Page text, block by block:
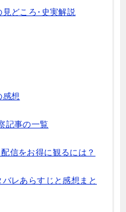
見どころ･史実解説
感想
記事の一覧
信をお得に観るには？
バレあらすじと感想まと